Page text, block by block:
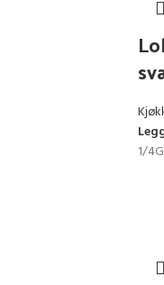
1/